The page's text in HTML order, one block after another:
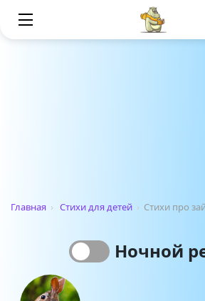
Главная › Стихи для детей › Стихи про
Ночной